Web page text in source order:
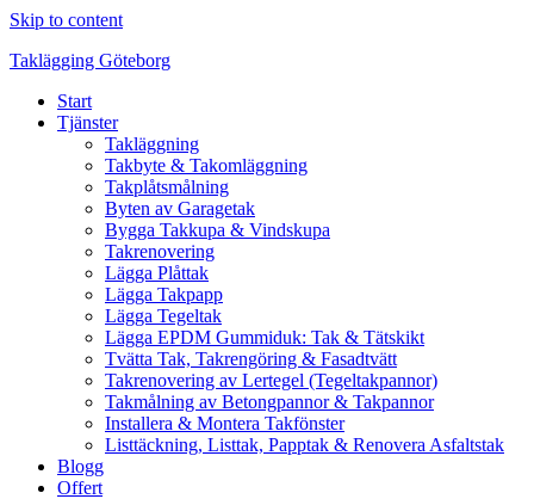
Skip to content
Taklägging Göteborg
Start
Tjänster
Takläggning
Takbyte & Takomläggning
Takplåtsmålning
Byten av Garagetak
Bygga Takkupa & Vindskupa
Takrenovering
Lägga Plåttak
Lägga Takpapp
Lägga Tegeltak
Lägga EPDM Gummiduk: Tak & Tätskikt
Tvätta Tak, Takrengöring & Fasadtvätt
Takrenovering av Lertegel (Tegeltakpannor)
Takmålning av Betongpannor & Takpannor
Installera & Montera Takfönster
Listtäckning, Listtak, Papptak & Renovera Asfaltstak
Blogg
Offert